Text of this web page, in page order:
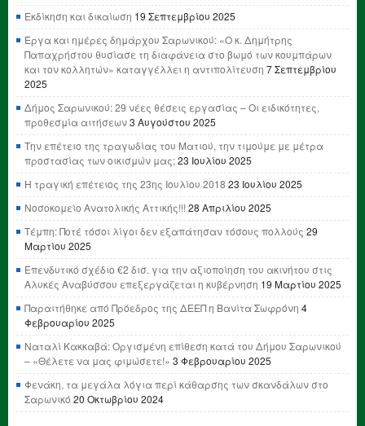
Εκδίκηση και δικαίωση 19 Σεπτεμβρίου 2025
Έργα και ημέρες δημάρχου Σαρωνικού: «Ο κ. Δημήτρης
Παπαχρήστου θυσίασε τη διαφάνεια στο βωμό των κουμπάρων
και τον κολλητών» καταγγέλλει η αντιπολίτευση 7 Σεπτεμβρίου
2025
Δήμος Σαρωνικού: 29 νέες θέσεις εργασίας – Οι ειδικότητες,
προθεσμία αιτήσεων3 Αυγούστου 2025
Την επέτειο της τραγωδίας του Ματιού, την τιμούμε με μέτρα
προστασίας των οικισμών μας;23 Ιουλίου 2025
Η τραγική επέτειος της 23ης Ιουλίου 2018 23 Ιουλίου 2025
Νοσοκομείο Ανατολικής Αττικής!!! 28 Απριλίου 2025
Τέμπη: Ποτέ τόσοι λίγοι δεν εξαπάτησαν τόσους πολλούς 29
Μαρτίου 2025
Επενδυτικό σχέδιο €2 δισ. για την αξιοποίηση του ακινήτου στις
Αλυκές Αναβύσσου επεξεργάζεται η κυβέρνηση 19 Μαρτίου 2025
Παραιτήθηκε από Πρόεδρος της ΔΕΕΠ η Βανίτα Σωφρόνη 4
Φεβρουαρίου 2025
Ναταλί Κακκαβά: Οργισμένη επίθεση κατά του Δήμου Σαρωνικού
– «Θέλετε να μας φιμώσετε!» 3 Φεβρουαρίου 2025
Φενάκη, τα μεγάλα λόγια περί κάθαρσης των σκανδάλων στο
Σαρωνικό 20 Οκτωβρίου 2024